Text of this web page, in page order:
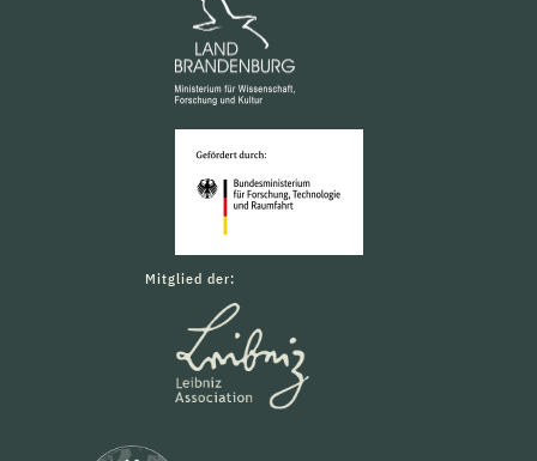
Mitglied der: